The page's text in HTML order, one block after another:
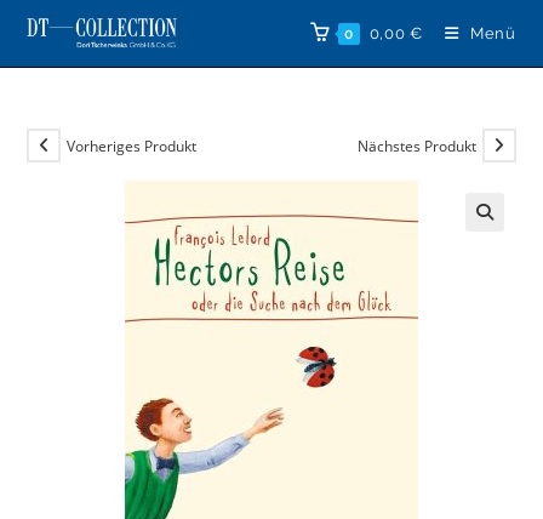
Zum
Inhalt
springen
0 0,00 € Menü
Vorheriges Produkt Nächstes Produkt